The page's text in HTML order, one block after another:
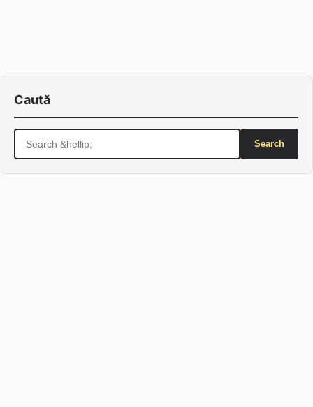
Caută
Search
for: